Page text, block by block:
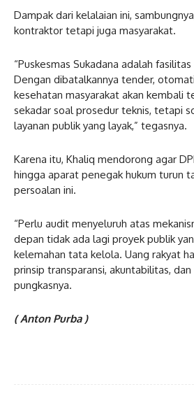
Dampak dari kelalaian ini,
kontraktor tetapi juga masyarakat.
“Puskesmas Sukadana adalah
Dengan dibatalkannya tender,
kesehatan masyarakat akan kembali
sekadar soal prosedur teknis, tetapi
layanan publik yang layak,” tegasnya.
Karena itu, Khaliq mendorong agar
hingga aparat penegak hukum turun
persoalan ini.
“Perlu audit menyeluruh atas
depan tidak ada lagi proyek publik
kelemahan tata kelola. Uang rakyat
prinsip transparansi, akuntabilitas, dan
pungkasnya.
( Anton Purba )